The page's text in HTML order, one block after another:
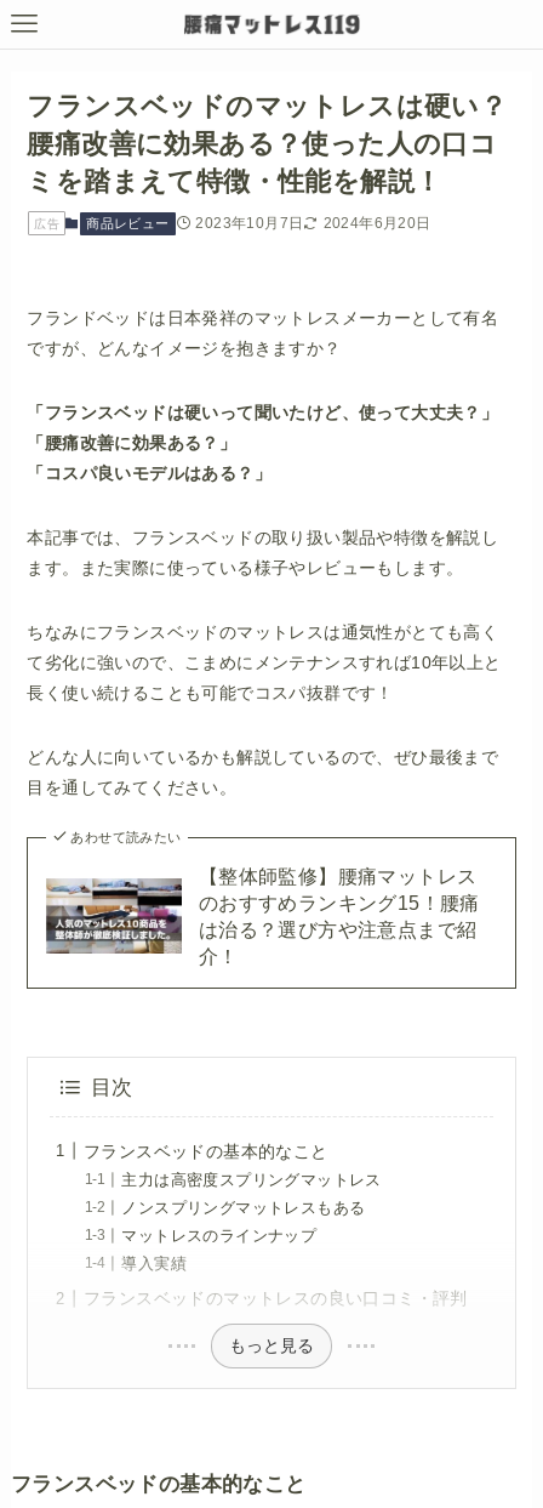
フランスベッドのマットレスは硬い？
腰痛改善に効果ある？使った人の口コ
ミを踏まえて特徴・性能を解説！
広告 商品レビュー 2023年10月7日 2024年6月20日
フランドベッドは日本発祥のマットレスメーカーとして有名
ですが、どんなイメージを抱きますか？
「フランスベッドは硬いって聞いたけど、使って大丈夫？」
「腰痛改善に効果ある？」
「コスパ良いモデルはある？」
本記事では、フランスベッドの取り扱い製品や特徴を解説し
ます。また実際に使っている様子やレビューもします。
ちなみにフランスベッドのマットレスは通気性がとても高く
て劣化に強いので、こまめにメンテナンスすれば10年以上と
長く使い続けることも可能でコスパ抜群です！
どんな人に向いているかも解説しているので、ぜひ最後まで
目を通してみてください。
あわせて読みたい
【整体師監修】腰痛マットレス
のおすすめランキング15！腰痛
は治る？選び方や注意点まで紹
介！
目次
フランスベッドの基本的なこと
主力は高密度スプリングマットレス
ノンスプリングマットレスもある
マットレスのラインナップ
導入実績
フランスベッドのマットレスの良い口コミ・評判
もっと見る
フランスベッドの基本的なこと